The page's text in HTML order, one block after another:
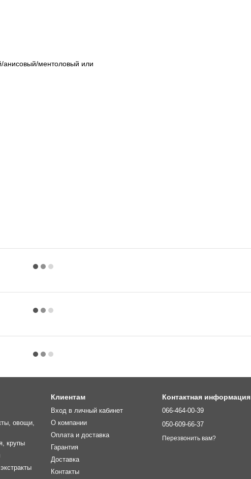
анисовый/ментоловый или
овощи,
крупы
Клиентам
Вход в личный кабинет
О компании
Оплата и доставка
Гарантия
Доставка
Контакты
Контактная информация
066-464-00-39
050-609-66-37
Перезвонить вам?